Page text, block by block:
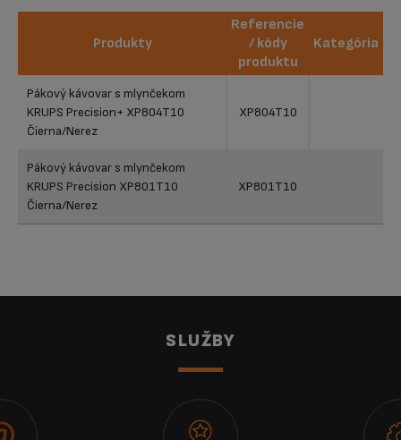
Produkty
Referencie
/ kódy
produktu
Kategória
Produkty
produktu
Pákový kávovar s mlynčekom
KRUPS Precision+ XP804T10
Čierna/Nerez
XP804T10
Pákový kávovar s mlynčekom
KRUPS Precision XP801T10
Čierna/Nerez
XP801T10
SLUŽBY